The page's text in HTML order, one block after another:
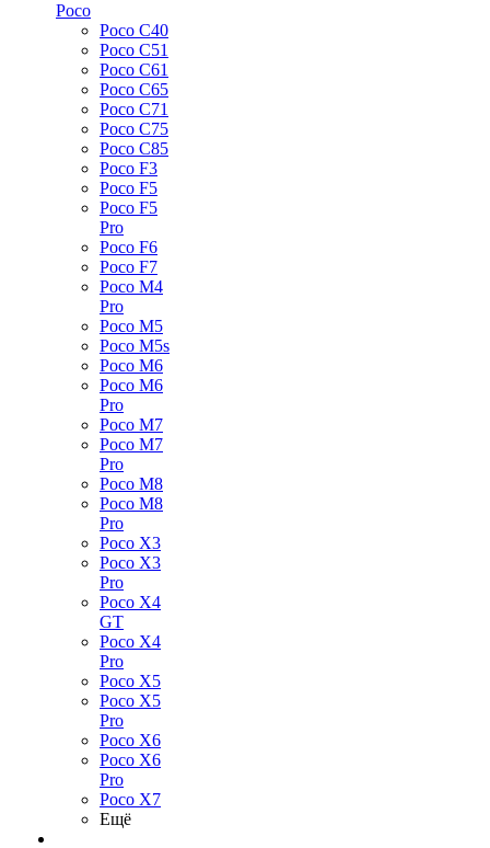
Poco
Poco C40
Poco C51
Poco C61
Poco C65
Poco C71
Poco C75
Poco C85
Poco F3
Poco F5
Poco F5
Pro
Poco F6
Poco F7
Poco M4
Pro
Poco M5
Poco M5s
Poco M6
Poco M6
Pro
Poco M7
Poco M7
Pro
Poco M8
Poco M8
Pro
Poco X3
Poco X3
Pro
Poco X4
GT
Poco X4
Pro
Poco X5
Poco X5
Pro
Poco X6
Poco X6
Pro
Poco X7
Ещё